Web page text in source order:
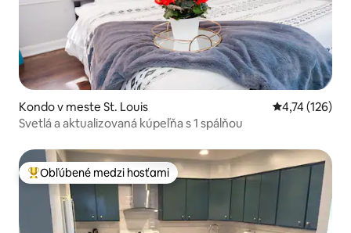
Kondo v meste St. Louis Priemerné
4,74 (126)
Svetlá a aktualizovaná kúpeľňa s 1 spálňou
Najobľúbenejšie medzi hosťami
Obľúbené medzi hosťami